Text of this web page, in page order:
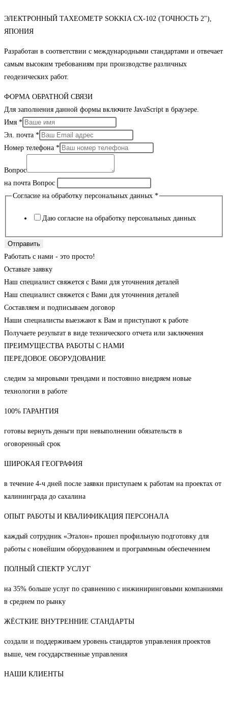
ЭЛЕКТРОННЫЙ ТАХЕОМЕТР SOKKIA CX-102 (ТОЧНОСТЬ 2"),
ЯПОНИЯ
Разработан в соответствии с международными стандартами и отвечает
самым высоким требованиям при производстве различных
геодезических работ.
ФОРМА ОБРАТНОЙ СВЯЗИ
Для заполнения данной формы включите JavaScript в браузере.
Имя *
Эл. почта *
Номер телефона *
Вопрос
на почта Вопрос
Согласие на обработку персональных данных *
Даю согласие на обработку персональных данных
Отправить
Работать с нами - это просто!
Оставьте заявку
Наш специалист свяжется с Вами для уточнения деталей
Наш специалист свяжется с Вами для уточнения деталей
Составляем и подписываем договор
Наши специалисты выезжают к Вам и приступают к работе
Получаете результат в виде технического отчета или заключения
ПРЕИМУЩЕСТВА РАБОТЫ С НАМИ
ПЕРЕДОВОЕ ОБОРУДОВАНИЕ
следим за мировыми трендами и постоянно внедряем новые
технологии в работе
100% ГАРАНТИЯ
готовы вернуть деньги при невыполнении обязательств в
оговоренный срок
ШИРОКАЯ ГЕОГРАФИЯ
в течение 4-ч дней после заявки приступаем к работам на проектах от
калининграда до сахалина
ОПЫТ РАБОТЫ И КВАЛИФИКАЦИЯ ПЕРСОНАЛА
каждый сотрудник «Эталон» прошел профильную подготовку для
работы с новейшим оборудованием и программным обеспечением
ПОЛНЫЙ СПЕКТР УСЛУГ
на 35% больше услуг по сравнению с инжиниринговыми компаниями
в среднем по рынку
ЖЁСТКИЕ ВНУТРЕННИЕ СТАНДАРТЫ
создали и поддерживаем уровень стандартов управления проектов
выше, чем государственные управления
НАШИ КЛИЕНТЫ